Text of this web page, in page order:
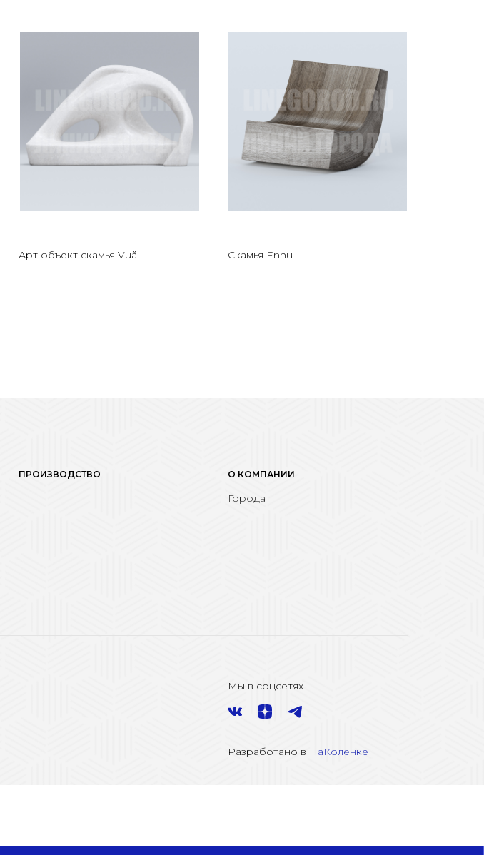
Арт объект скамья Vuå Скамья Enhu
ПРОИЗВОДСТВО О КОМПАНИИ
Города
Мы в соцсетях
Разработано в НаКоленке